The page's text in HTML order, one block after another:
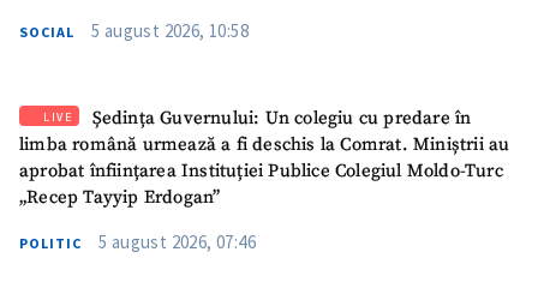
SOCIAL 5 august 2026, 10:58
LIVE
Ședința Guvernului: Un colegiu cu predare în
limba română urmează a fi deschis la Comrat. Miniștrii au
aprobat înființarea Instituției Publice Colegiul Moldo-Turc
„Recep Tayyip Erdogan”
POLITIC 5 august 2026, 07:46